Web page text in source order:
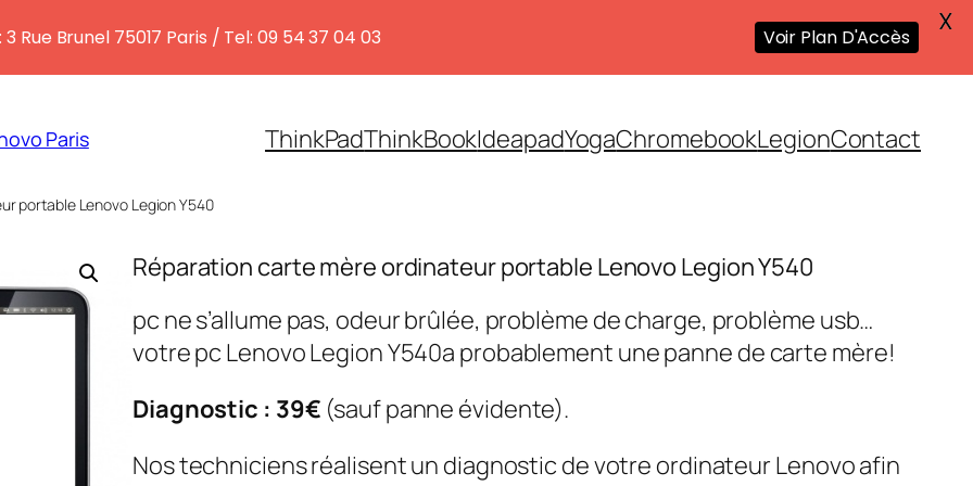
Paris ThinkPadThinkBookIdeapadYogaChromebookLegionContact
portable Lenovo Legion Y540
Réparation carte mère ordinateur portable Lenovo Legion Y540
pc ne s’allume pas, odeur brûlée, problème de charge, problème usb…
votre pc Lenovo Legion Y540a probablement une panne de carte mère!
Diagnostic : 39€ (sauf panne évidente).
Nos techniciens réalisent un diagnostic de votre ordinateur Lenovo afin
3 Rue Brunel 75017 Paris / Tel: 09 54 37 04 03 Voir Plan D'Accès X